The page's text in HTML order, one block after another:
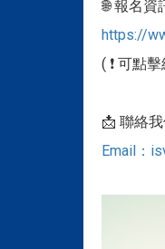
🌐 報名資
https://
( ❗ 可點
📩 聯絡我
Email：